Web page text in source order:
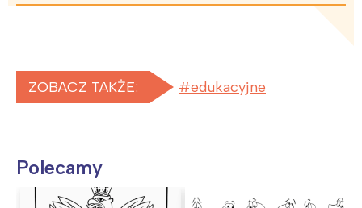
ZOBACZ TAKŻE: edukacyjne
Polecamy